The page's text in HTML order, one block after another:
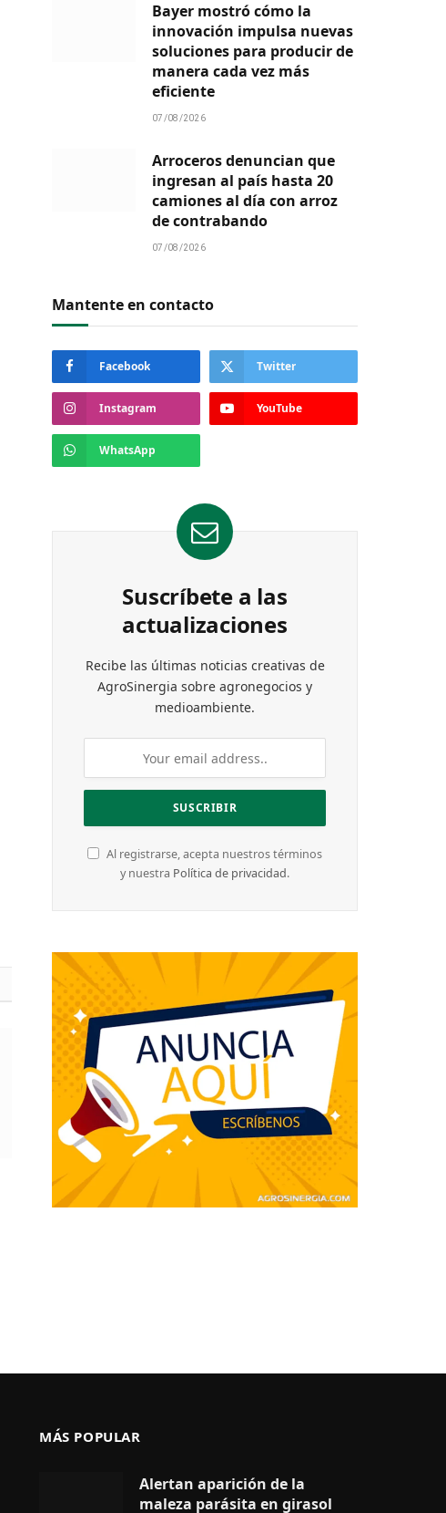
Bayer mostró cómo la
innovación impulsa nuevas
soluciones para producir de
manera cada vez más
eficiente
07/08/2026
Arroceros denuncian que
ingresan al país hasta 20
camiones al día con arroz
de contrabando
07/08/2026
Mantente en contacto
Facebook Twitter
Instagram YouTube
WhatsApp
Suscríbete a las
actualizaciones
Recibe las últimas noticias creativas de
AgroSinergia sobre agronegocios y
medioambiente.
Al registrarse, acepta nuestros términos
y nuestra Política de privacidad.
MÁS POPULAR
Alertan aparición de la
maleza parásita en girasol